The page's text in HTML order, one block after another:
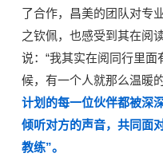
了合作，昌美的团队对专
之钦佩，也感受到其在阅
说：“我其实在阅同行里
候，有一个人就那么温暖
计划的每一位伙伴都被深
倾听对方的声音，共同面
教练”。